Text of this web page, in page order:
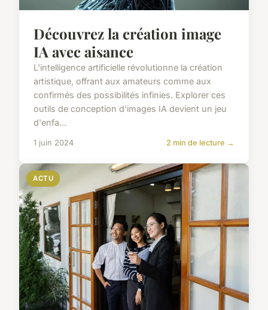
Découvrez la création image
IA avec aisance
L'intelligence artificielle révolutionne la création
artistique, offrant aux amateurs comme aux
confirmés des possibilités infinies. Explorer ces
outils de conception d'images IA devient un jeu
d'enfa...
1 juin 2024 2 min de lecture →
ACTU